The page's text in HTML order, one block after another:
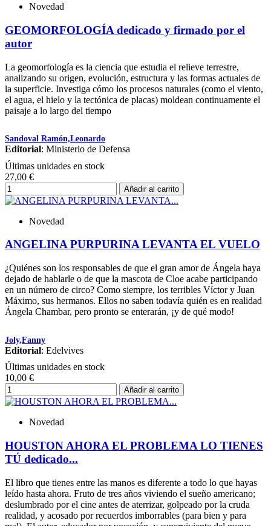
Novedad
GEOMORFOLOGÍA dedicado y firmado por el
autor
La geomorfología es la ciencia que estudia el relieve terrestre,
analizando su origen, evolución, estructura y las formas actuales de
la superficie. Investiga cómo los procesos naturales (como el viento,
el agua, el hielo y la tectónica de placas) moldean continuamente el
paisaje a lo largo del tiempo
Sandoval Ramón,Leonardo
Editorial: Ministerio de Defensa
Últimas unidades en stock
27,00 €
Añadir al carrito
Novedad
ANGELINA PURPURINA LEVANTA EL VUELO
¿Quiénes son los responsables de que el gran amor de Ángela haya
dejado de hablarle o de que la mascota de Cloe acabe participando
en un número de circo? Como siempre, los terribles Víctor y Juan
Máximo, sus hermanos. Ellos no saben todavía quién es en realidad
Ángela Chambar, pero pronto se enterarán, ¡y de qué modo!
Joly,Fanny
Editorial: Edelvives
Últimas unidades en stock
10,00 €
Añadir al carrito
Novedad
HOUSTON AHORA EL PROBLEMA LO TIENES
TÚ dedicado...
El libro que tienes entre las manos es diferente a todo lo que hayas
leído hasta ahora. Fruto de tres años viviendo el sueño americano;
deslumbrado por el cine antes de aterrizar, golpeado por la cruda
realidad, y acosado por recuerdos imborrables (para bien y para